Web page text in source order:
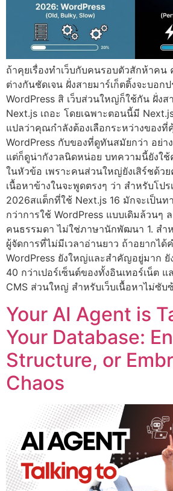
ถ้าคุยเรื่องทำเว็บกับคนรอบตัวสักห้าคน
ต่างกันชัดเจน ฝั่งสายมาร์เก็ตติ้งจะบอก
WordPress สิ เว็บส่วนใหญ่ก็ใช้กัน ฝั่งส
Next.js เถอะ โดยเฉพาะตอนนี้มี
แปลว่าคุณกำลังต้องเลือกระหว่างของที่
WordPress กับของที่ดูทันสมัยกว่า อย่า
แต่ก็ดูน่ากังวลนิดหน่อย บทความนี้ยังใช้
ในหัวข้อ เพราะคนส่วนใหญ่ยังเสิร์ชด้ว
เนื้อหาข้างในจะพูดตรงๆ ว่า สำหรับโปร
2026สแต็กที่ใช้ Next.js 16 มักจะเป็นท
กว่าการใช้ WordPress แบบเดิมล้วนๆ
คนธรรมดา ไม่ใช่ภาษานักพัฒนา 1. สำ
ผู้จัดการที่ไม่มีเวลาอ่านยาว ถ้าอยากได้
WordPress ยังใหญ่และสำคัญอยู่มาก ยั
40 กว่าเปอร์เซ็นต์ของทั้งอินเทอร์เน็ต
CMS ส่วนใหญ่ สำหรับเว็บเนื้อหาไม่ซั
Your AI Agent is
Your Database:
Structure, or
Chaos